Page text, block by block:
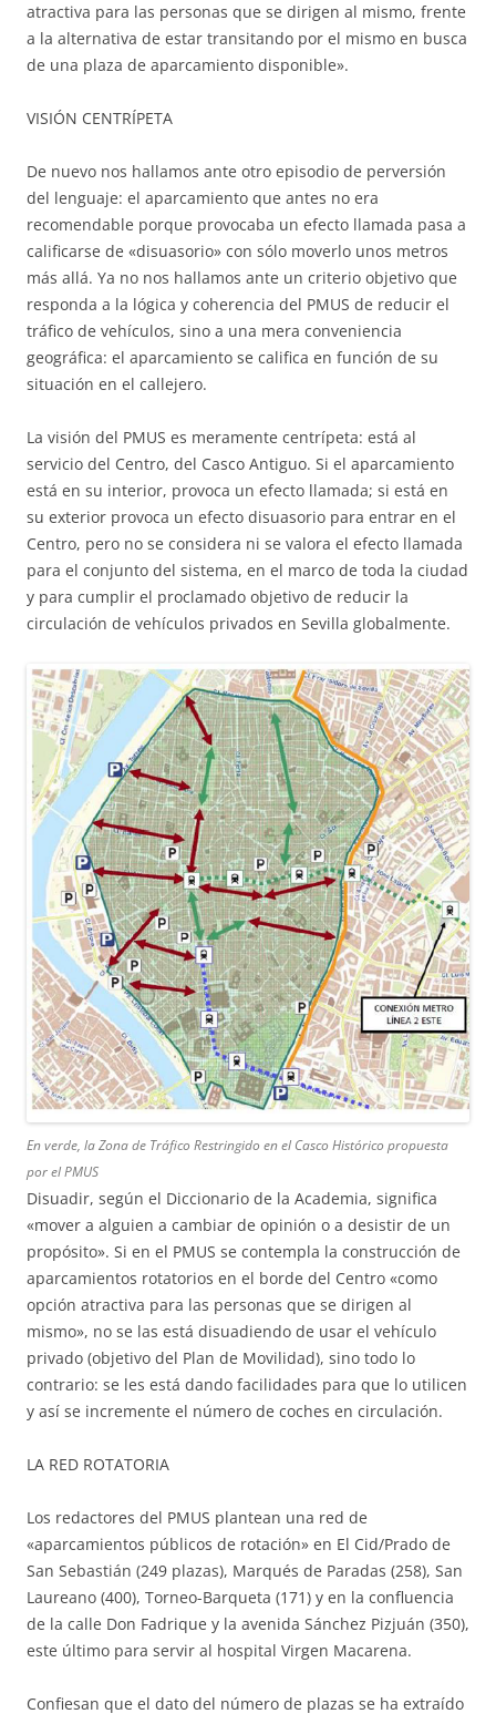
atractiva para las personas que se dirigen al mismo, frente
a la alternativa de estar transitando por el mismo en busca
de una plaza de aparcamiento disponible».
VISIÓN CENTRÍPETA
De nuevo nos hallamos ante otro episodio de perversión
del lenguaje: el aparcamiento que antes no era
recomendable porque provocaba un efecto llamada pasa a
calificarse de «disuasorio» con sólo moverlo unos metros
más allá. Ya no nos hallamos ante un criterio objetivo que
responda a la lógica y coherencia del PMUS de reducir el
tráfico de vehículos, sino a una mera conveniencia
geográfica: el aparcamiento se califica en función de su
situación en el callejero.
La visión del PMUS es meramente centrípeta: está al
servicio del Centro, del Casco Antiguo. Si el aparcamiento
está en su interior, provoca un efecto llamada; si está en
su exterior provoca un efecto disuasorio para entrar en el
Centro, pero no se considera ni se valora el efecto llamada
para el conjunto del sistema, en el marco de toda la ciudad
y para cumplir el proclamado objetivo de reducir la
circulación de vehículos privados en Sevilla globalmente.
En verde, la Zona de Tráfico Restringido en el Casco Histórico propuesta
por el PMUS
Disuadir, según el Diccionario de la Academia, significa
«mover a alguien a cambiar de opinión o a desistir de un
propósito». Si en el PMUS se contempla la construcción de
aparcamientos rotatorios en el borde del Centro «como
opción atractiva para las personas que se dirigen al
mismo», no se las está disuadiendo de usar el vehículo
privado (objetivo del Plan de Movilidad), sino todo lo
contrario: se les está dando facilidades para que lo utilicen
y así se incremente el número de coches en circulación.
LA RED ROTATORIA
Los redactores del PMUS plantean una red de
«aparcamientos públicos de rotación» en El Cid/Prado de
San Sebastián (249 plazas), Marqués de Paradas (258), San
Laureano (400), Torneo-Barqueta (171) y en la confluencia
de la calle Don Fadrique y la avenida Sánchez Pizjuán (350),
este último para servir al hospital Virgen Macarena.
Confiesan que el dato del número de plazas se ha extraído